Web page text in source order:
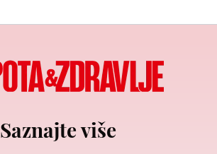
Saznajte više